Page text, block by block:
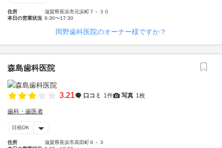
住所
滋賀県長浜市元浜町７－３０
本日の営業状況 8:30〜17:30
岡野歯科医院のオーナー様ですか？
森島歯科医院
3.21 口コミ 1件 写真 1枚
歯科・歯医者
日祝OK
住所
滋賀県長浜市高田町６－３